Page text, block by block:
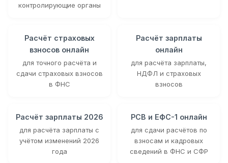
контролирующие органы
Расчёт страховых
взносов онлайн
для точного расчёта и
сдачи страховых взносов
в ФНС
Расчёт зарплаты
онлайн
для расчёта зарплаты,
НДФЛ и страховых
взносов
Расчёт зарплаты 2026
для расчёта зарплаты с
учётом изменений 2026
года
РСВ и ЕФС-1 онлайн
для сдачи расчётов по
взносам и кадровых
сведений в ФНС и СФР